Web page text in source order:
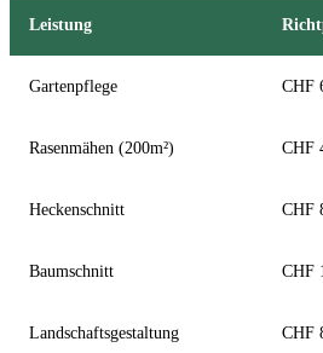
Leistung
Gartenpflege CHF
Rasenmähen (200m²) CHF
Heckenschnitt CHF
Baumschnitt CHF
Landschaftsgestaltung CHF